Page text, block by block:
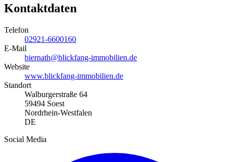
Kontaktdaten
Telefon
02921-6600160
E-Mail
biernath@blickfang-immobilien.de
Website
www.blickfang-immobilien.de
Standort
Walburgerstraße 64
59494 Soest
Nordrhein-Westfalen
DE
Social Media